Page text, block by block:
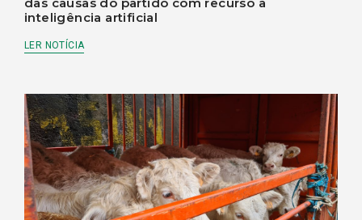
das causas do partido com recurso à
inteligência artificial
LER NOTÍCIA